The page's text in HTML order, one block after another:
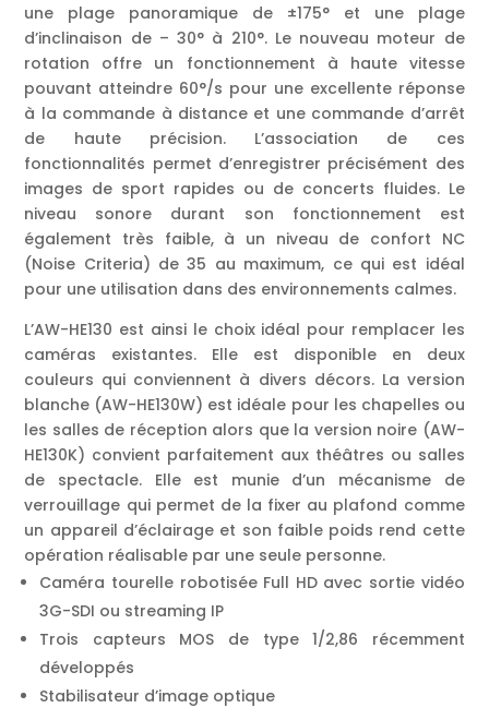
une plage panoramique de ±175° et une plage
d’inclinaison de – 30° à 210°. Le nouveau moteur de
rotation offre un fonctionnement à haute vitesse
pouvant atteindre 60°/s pour une excellente réponse
à la commande à distance et une commande d’arrêt
de haute précision. L’association de ces
fonctionnalités permet d’enregistrer précisément des
images de sport rapides ou de concerts fluides. Le
niveau sonore durant son fonctionnement est
également très faible, à un niveau de confort NC
(Noise Criteria) de 35 au maximum, ce qui est idéal
pour une utilisation dans des environnements calmes.
L’AW-HE130 est ainsi le choix idéal pour remplacer les
caméras existantes. Elle est disponible en deux
couleurs qui conviennent à divers décors. La version
blanche (AW-HE130W) est idéale pour les chapelles ou
les salles de réception alors que la version noire (AW-
HE130K) convient parfaitement aux théâtres ou salles
de spectacle. Elle est munie d’un mécanisme de
verrouillage qui permet de la fixer au plafond comme
un appareil d’éclairage et son faible poids rend cette
opération réalisable par une seule personne.
Caméra tourelle robotisée Full HD avec sortie vidéo
3G-SDI ou streaming IP
Trois capteurs MOS de type 1/2,86 récemment
développés
Stabilisateur d’image optique